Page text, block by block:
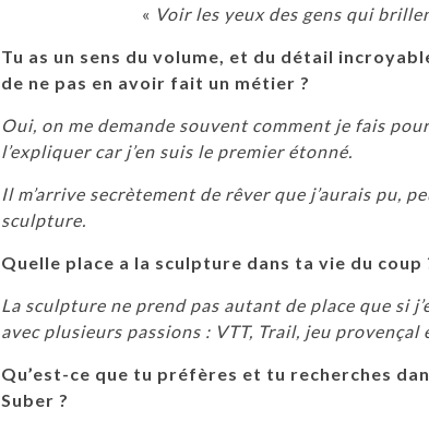
« Voir les yeux des gens qui
Tu as un sens du volume, et du détail
de ne pas en avoir fait un métier ?
Oui, on me demande souvent comment je fais
l’expliquer car j’en suis le premier étonné.
Il m’arrive secrètement de rêver que j’aurais pu,
sculpture.
Quelle place a la sculpture dans ta vie du coup
La sculpture ne prend pas autant de place que si
avec plusieurs passions : VTT, Trail, jeu
Qu’est-ce que tu préfères et tu recherches
Suber ?